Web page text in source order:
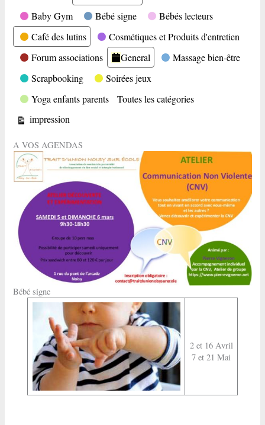
Baby Gym
Bébé signe
Bébés lecteurs
Café des lutins
Cosmétiques et Produits d'entretien
Forum associations
General
Massage bien-être
Scrapbooking
Soirées jeux
Yoga enfants parents
Toutes les catégories
Vue
impression
A VOS AGENDAS
Bébé signe
2 et 16 Avril
7 et 21 Mai